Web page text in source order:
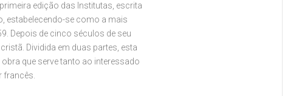
edição das Institutas, escrita
estabelecendo-se como a mais
Depois de cinco séculos de seu
Dividida em duas partes, esta
que serve tanto ao interessado
francês.